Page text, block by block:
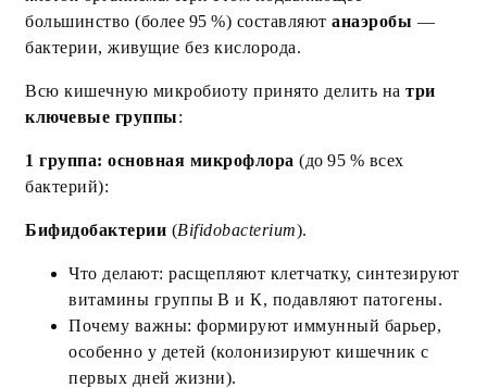
большинство (более 95 %) составляют анаэробы —
бактерии, живущие без кислорода.
Всю кишечную микробиоту принято делить на три
ключевые группы:
1 группа: основная микрофлора (до 95 % всех
бактерий):
Бифидобактерии (Bifidobacterium).
Что делают: расщепляют клетчатку, синтезируют
витамины группы B и К, подавляют патогены.
Почему важны: формируют иммунный барьер,
особенно у детей (колонизируют кишечник с
первых дней жизни).